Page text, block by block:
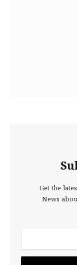
Get the
News